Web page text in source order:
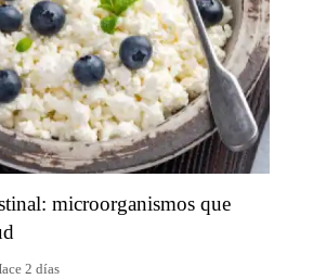
microorganismos que
2 días